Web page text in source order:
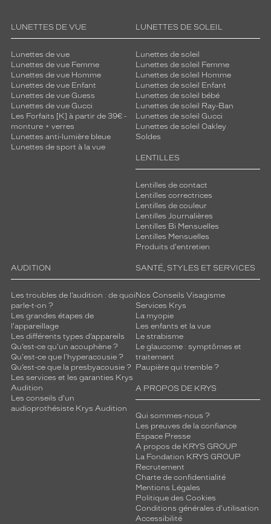
LUNETTES DE VUE
Lunettes de vue
Lunettes de vue Femme
Lunettes de vue Homme
Lunettes de vue Enfant
Lunettes de vue Guess
Lunettes de vue Gucci
Les Forfaits [K] à partir de 39€ -
monture + verres
Lunettes anti-lumière bleue
Lunettes de sport à la vue
LUNETTES DE SOLEIL
Lunettes de soleil
Lunettes de soleil Femme
Lunettes de soleil Homme
Lunettes de soleil Enfant
Lunettes de soleil bébé
Lunettes de soleil Ray-Ban
Lunettes de soleil Gucci
Lunettes de soleil Oakley
Soldes
LENTILLES
Lentilles de contact
Lentilles correctrices
Lentilles de couleur
Lentilles Journalières
Lentilles Bi Mensuelles
Lentilles Mensuelles
Produits d'entretien
AUDITION
Les troubles de l’audition : de quoi
parle-t-on ?
Les grandes étapes de
l'appareillage
Les différents types d’appareils
Qu’est-ce qu'un acouphène ?
Qu'est-ce que l'hyperacousie ?
Qu’est-ce que la presbyacousie ?
Les services et les garanties Krys
Audition
Les conseils d'un
audioprothésiste Krys Audition
SANTÉ, STYLES ET SERVICES
Nos Conseils Visagisme
Services Krys
La myopie
Les enfants et la vue
Le strabisme
Le glaucome : symptômes et
traitement
Paupière qui tremble ?
A PROPOS DE KRYS
Qui sommes-nous ?
Les preuves de la confiance
Espace Presse
A propos de KRYS GROUP
La Fondation KRYS GROUP
Recrutement
Charte de confidentialité
Mentions Légales
Politique des Cookies
Conditions générales d'utilisation
Accessibilité